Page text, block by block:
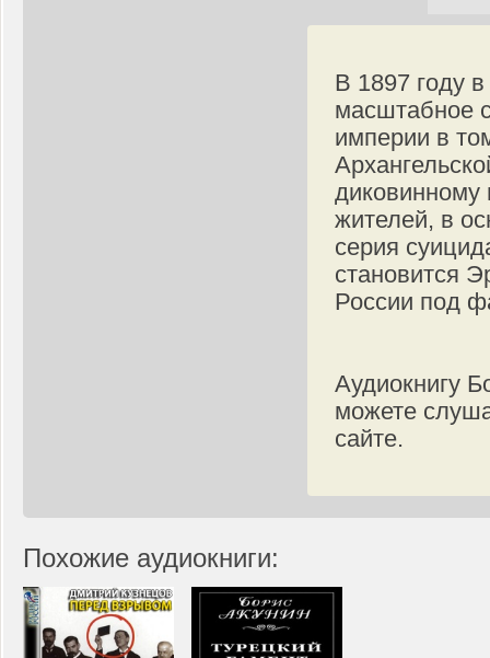
В 1897 году
масштабное
империи в
диковинному
жителей, в
серия
становится
России под
Аудиокнигу
можете
сайте.
Похожие аудиокниги: